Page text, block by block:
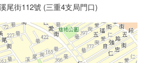
尾街112號 (三重4支局門口)